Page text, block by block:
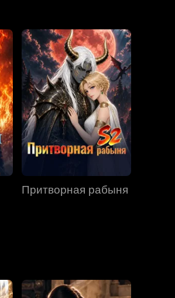
Серия 34 Серия 35 Серия 36
Серия 37 Серия 38 Серия 39
Серия 40Притворная рабыня